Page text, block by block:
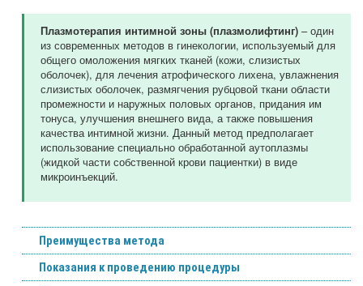
Плазмотерапия интимной зоны (плазмолифтинг) – один
из современных методов в гинекологии, используемый для
общего омоложения мягких тканей (кожи, слизистых
оболочек), для лечения атрофического лихена, увлажнения
слизистых оболочек, размягчения рубцовой ткани области
промежности и наружных половых органов, придания им
тонуса, улучшения внешнего вида, а также повышения
качества интимной жизни. Данный метод предполагает
использование специально обработанной аутоплазмы
(жидкой части собственной крови пациентки) в виде
микроинъекций.
Преимущества метода
Показания к проведению процедуры